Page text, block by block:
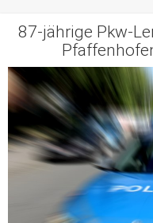
87-jährige Pkw-